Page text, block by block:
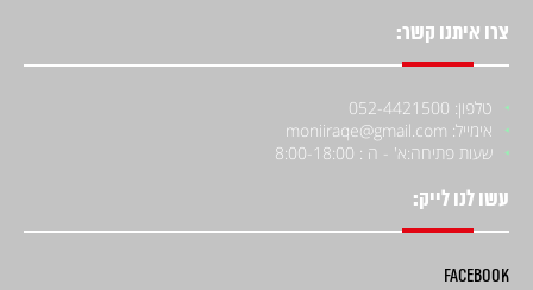
צרו איתנו קשר:
טלפון: 052-4421500
אימייל: moniiraqe@gmail.com
שעות פתיחה:א' - ה : 8:00-18:00
עשו לנו לייק:
Facebook